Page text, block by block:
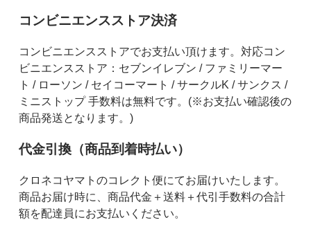
コンビニエンスストア決済
コンビニエンスストアでお支払い頂けます。対応コン
ビニエンスストア：セブンイレブン / ファミリーマー
ト / ローソン / セイコーマート / サークルK / サンクス /
ミニストップ 手数料は無料です。(※お支払い確認後の
商品発送となります。)
代金引換（商品到着時払い）
クロネコヤマトのコレクト便にてお届けいたします。
商品お届け時に、商品代金＋送料＋代引手数料の合計
額を配達員にお支払いください。